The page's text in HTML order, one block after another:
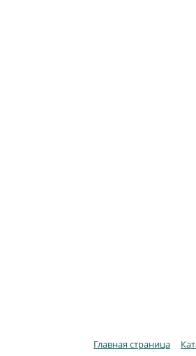
Главная страница